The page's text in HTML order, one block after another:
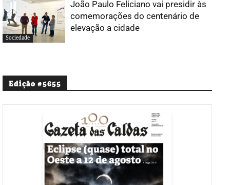
Sociedade
João Paulo Feliciano vai presidir às
comemorações do centenário de
elevação a cidade
Edição #5655